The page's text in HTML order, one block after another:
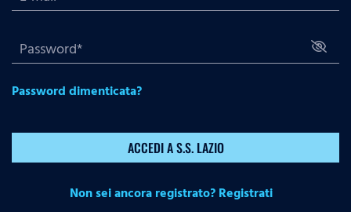
Password dimenticata?
ACCEDI A S.S. LAZIO
Non sei ancora registrato? Registrati